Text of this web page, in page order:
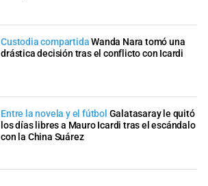
Custodia compartidaWanda Nara tomó una
drástica decisión tras el conflicto con Icardi
Entre la novela y el fútbol Galatasaray le quitó
los días libres a Mauro Icardi tras el escándalo
con la China Suárez